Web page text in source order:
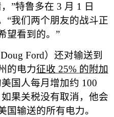
”特鲁多在 3 月 1
日
“我们两个朋友的战斗正
望看到的。 ”
Doug Ford） 还对输送到
的电力征收 25% 的附加
国人每月增加约 100
果关税没有取消，他会
国输送的所有电力。